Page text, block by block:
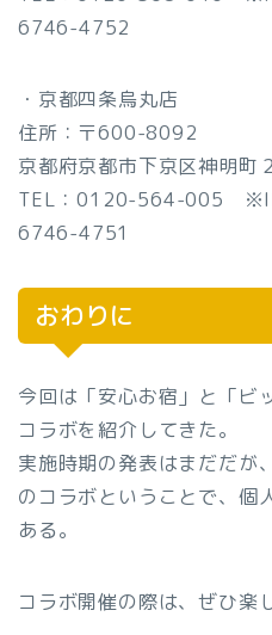
6746-4752
・京都四条烏丸店
住所：〒600-8092
京都府京都市下京区神明町
TEL：0120-564-005
6746-4751
おわりに
今回は「安心お宿」と「ビ
コラボを紹介してきた。
実施時期の発表はまだだが
のコラボということで、個
ある。
コラボ開催の際は、ぜひ楽